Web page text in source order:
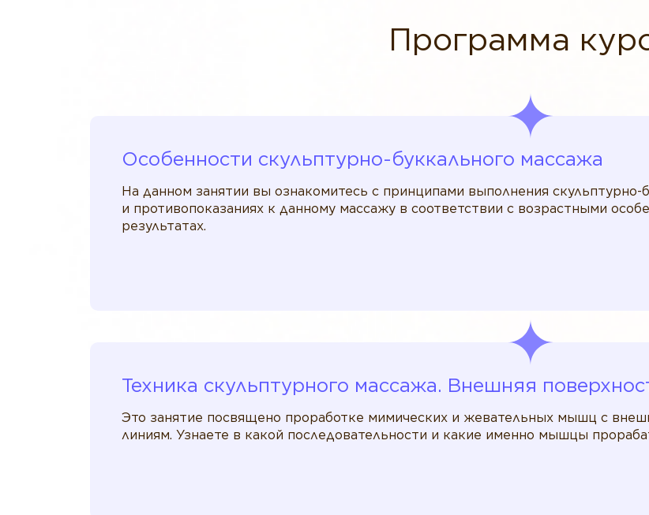
Программа
Особенности скульптурно-буккального массажа
На данном занятии вы ознакомитесь с принципами выполнения скульптурно-
и противопоказаниях к данному массажу в соответствии с возрастными
результатах.
Техника скульптурного массажа. Внешняя
Это занятие посвящено проработке мимических и жевательных мышц с
линиям. Узнаете в какой последовательности и какие именно мышцы